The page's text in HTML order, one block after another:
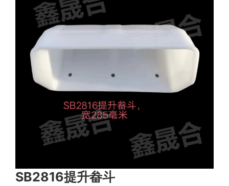
SB2816提升畚斗